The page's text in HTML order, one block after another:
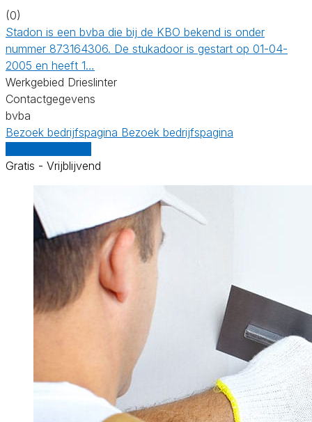
(0)
Stadon is een bvba die bij de KBO bekend is onder
nummer 873164306. De stukadoor is gestart op 01-04-
2005 en heeft 1…
Werkgebied Drieslinter
Contactgegevens
bvba
Bezoek bedrijfspagina Bezoek bedrijfspagina
Gratis - Vrijblijvend